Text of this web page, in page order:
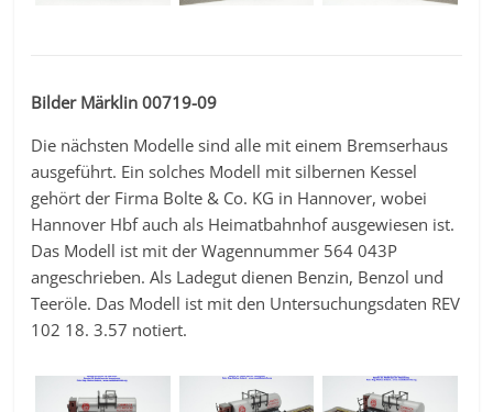
Bilder Märklin 00719-09
Die nächsten Modelle sind alle mit einem Bremserhaus
ausgeführt. Ein solches Modell mit silbernen Kessel
gehört der Firma Bolte & Co. KG in Hannover, wobei
Hannover Hbf auch als Heimatbahnhof ausgewiesen ist.
Das Modell ist mit der Wagennummer 564 043P
angeschrieben. Als Ladegut dienen Benzin, Benzol und
Teeröle. Das Modell ist mit den Untersuchungsdaten REV
102 18. 3.57 notiert.